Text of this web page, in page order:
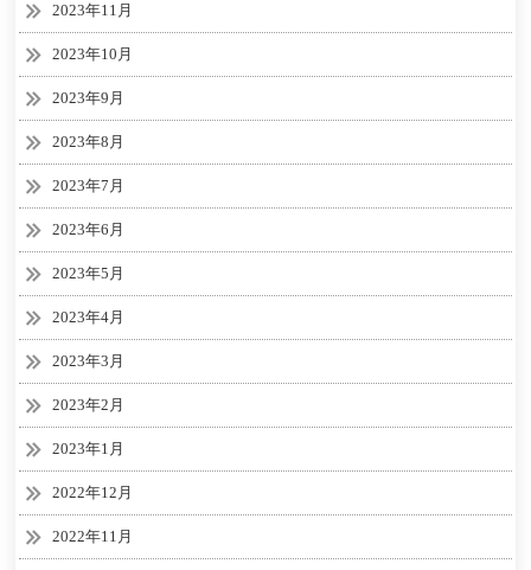
2023年11月
2023年10月
2023年9月
2023年8月
2023年7月
2023年6月
2023年5月
2023年4月
2023年3月
2023年2月
2023年1月
2022年12月
2022年11月